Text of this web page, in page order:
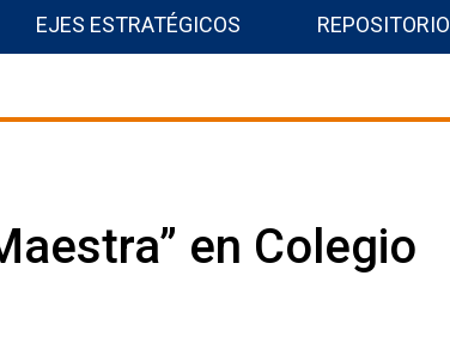
EJES ESTRATÉGICOS REPOSITORIO
en Colegio